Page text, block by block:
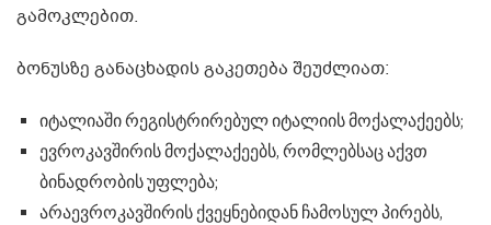
გამოკლებით.
ბონუსზე განაცხადის გაკეთება შეუძლიათ:
იტალიაში რეგისტრირებულ იტალიის მოქალაქეებს;
ევროკავშირის მოქალაქეებს, რომლებსაც აქვთ
ბინადრობის უფლება;
არაევროკავშირის ქვეყნებიდან ჩამოსულ პირებს,